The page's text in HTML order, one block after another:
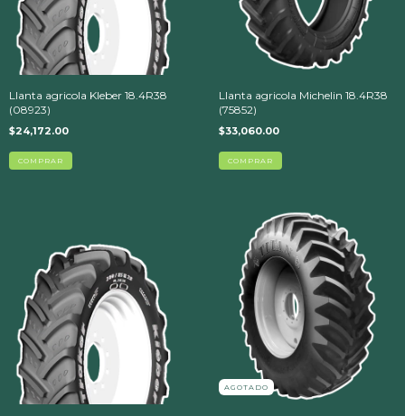
Llanta agricola Kleber 18.4R38
(08923)
$24,172.00
Llanta agricola Michelin 18.4R38
(75852)
$33,060.00
AGOTADO